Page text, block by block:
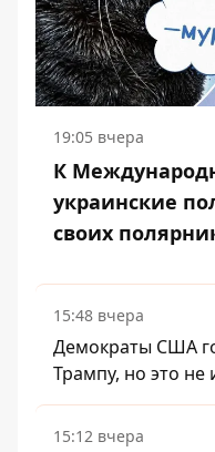
19:05 вчера
К
украинские
своих
15:48 вчера
Демократы США
Трампу, но это
15:12 вчера